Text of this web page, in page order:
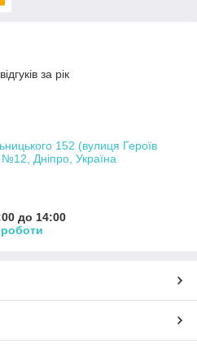
за рік
152 (вулиця Героїв
Дніпро, Україна
до 14:00